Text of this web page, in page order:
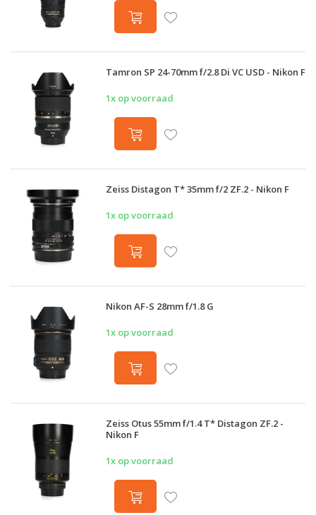
Tamron SP 24-70mm f/2.8 Di VC USD - Nikon F
1x op voorraad
Zeiss Distagon T* 35mm f/2 ZF.2 - Nikon F
1x op voorraad
Nikon AF-S 28mm f/1.8 G
1x op voorraad
Zeiss Otus 55mm f/1.4 T* Distagon ZF.2 -
Nikon F
1x op voorraad